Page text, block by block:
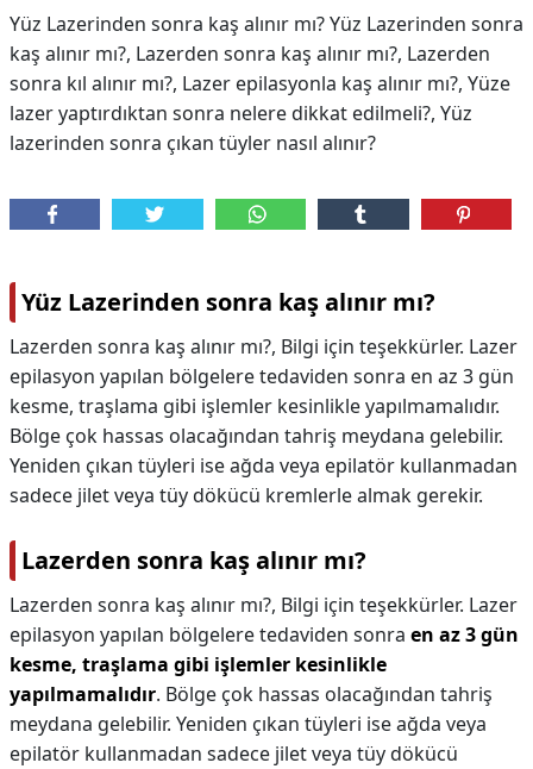
Yüz Lazerinden sonra kaş alınır mı? Yüz Lazerinden sonra
kaş alınır mı?, Lazerden sonra kaş alınır mı?, Lazerden
sonra kıl alınır mı?, Lazer epilasyonla kaş alınır mı?, Yüze
lazer yaptırdıktan sonra nelere dikkat edilmeli?, Yüz
lazerinden sonra çıkan tüyler nasıl alınır?
Yüz Lazerinden sonra kaş alınır mı?
Lazerden sonra kaş alınır mı?, Bilgi için teşekkürler. Lazer
epilasyon yapılan bölgelere tedaviden sonra en az 3 gün
kesme, traşlama gibi işlemler kesinlikle yapılmamalıdır.
Bölge çok hassas olacağından tahriş meydana gelebilir.
Yeniden çıkan tüyleri ise ağda veya epilatör kullanmadan
sadece jilet veya tüy dökücü kremlerle almak gerekir.
Lazerden sonra kaş alınır mı?
Lazerden sonra kaş alınır mı?, Bilgi için teşekkürler. Lazer
epilasyon yapılan bölgelere tedaviden sonra en az 3 gün
kesme, traşlama gibi işlemler kesinlikle
yapılmamalıdır. Bölge çok hassas olacağından tahriş
meydana gelebilir. Yeniden çıkan tüyleri ise ağda veya
epilatör kullanmadan sadece jilet veya tüy dökücü